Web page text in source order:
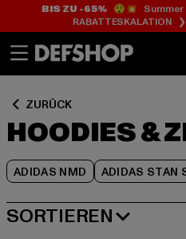
BIS ZU -65%😲💥 Summer
RABATTESKALATION
ZURÜCK
HOODIES &
ADIDAS NMD ADIDAS STAN
SORTIEREN
BELIEBTESTE